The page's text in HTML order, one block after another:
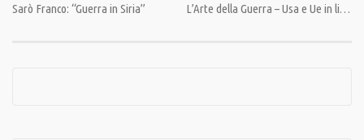
Sarò Franco: “Guerra in Siria” L’Arte della Guerra – Usa e Ue in lite ma uniti contro Russia e Cina